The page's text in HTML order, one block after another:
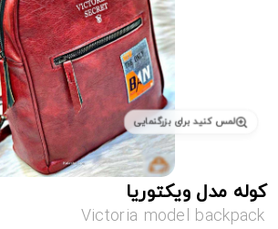
لمس کنید برای بزرگنمایی
کوله مدل ویکتوریا
Victoria model backpack